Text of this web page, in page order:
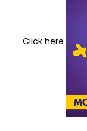
Click here